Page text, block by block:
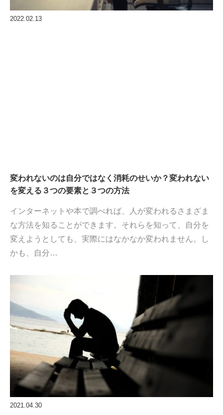
2022.02.13
変われないのは自分ではなく消耗のせいか？変われない
を変える３つの要素と３つの方法
インターネットや本で調べれば、人が変われるさまざま
な方法を知ることができます。それらを知って、自分を
変えようとしても、実際にはなかなか変われません。し
かも、自分…
2021.04.30